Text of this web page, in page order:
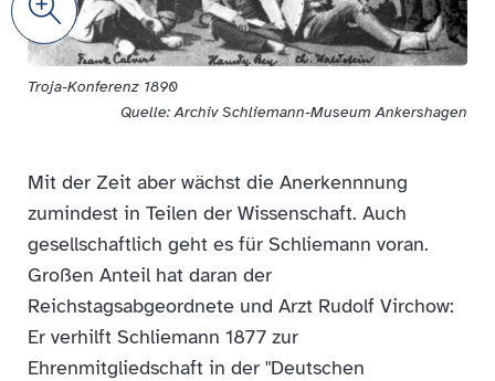
Quelle: Archiv Schliemann-Museum Ankershagen
Troja-Konferenz 1890
Mit der Zeit aber wächst die Anerkennnung
zumindest in Teilen der Wissenschaft. Auch
gesellschaftlich geht es für Schliemann voran.
Großen Anteil hat daran der
Reichstagsabgeordnete und Arzt Rudolf Virchow:
Er verhilft Schliemann 1877 zur
Ehrenmitgliedschaft in der "Deutschen